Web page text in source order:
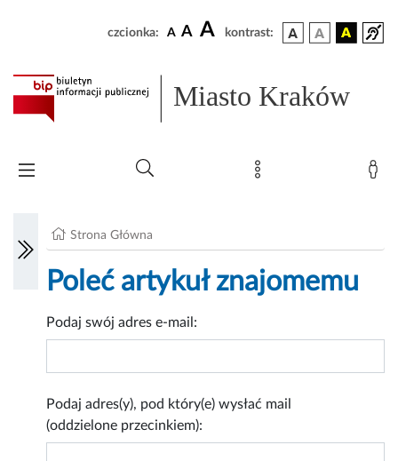
czcionka: A A A kontrast:
Miasto Kraków
Strona Główna
Poleć artykuł znajomemu
Podaj swój adres e-mail:
Podaj adres(y), pod który(e) wysłać mail
(oddzielone przecinkiem):